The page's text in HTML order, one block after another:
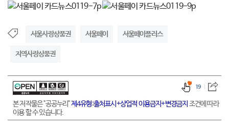
서울사랑상품권 서울페이 서울페이플러스
지역사랑상품권
본 저작물은 "공공누리"제4유형:출처표시+상업적 이용금지+변경금지 조건에 따라
이용 할 수 있습니다.
19